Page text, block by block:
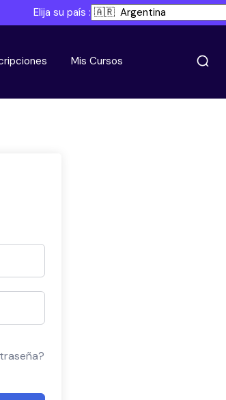
Elija su país :
Mis Cursos